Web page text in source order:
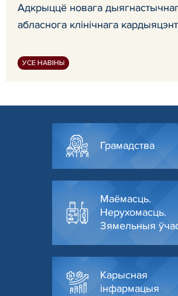
Адкрыццё новага
абласнога клінічнага
УСЕ НАВІНЫ
Грамадства
Маёмасць.
Нерухомасць.
Зямельныя
Карысная
інфармацыя